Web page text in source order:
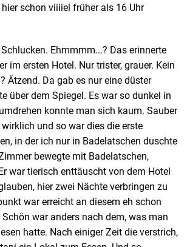
schon viiiiel früher als 16 Uhr
Ehmmmm...? Das erinnerte
im ersten Hotel. Nur trister, grauer. Kein
Ätzend. Da gab es nur eine düster
über dem Spiegel. Es war so dunkel in
konnte man sich kaum. Sauber
und so war dies die erste
in der ich nur in Badelatschen duschte
bewegte mit Badelatschen,
war tierisch enttäuscht von dem Hotel
hier zwei Nächte verbringen zu
war erreicht an diesem eh schon
Schön war anders nach dem, was man
hatte. Nach einiger Zeit die verstrich,